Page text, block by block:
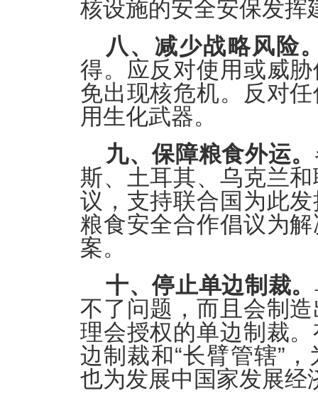
核设施的安全安保发挥
八、减少战略风险
得。应反对使用或威
免出现核危机。反对
用生化武器。
九、保障粮食外运。
斯、土耳其、乌克兰
议，支持联合国为此
粮食安全合作倡议为
案。
十、停止单边制裁。
不了问题，而且会制
理会授权的单边制裁
边制裁和“长臂管辖”
也为发展中国家发展经